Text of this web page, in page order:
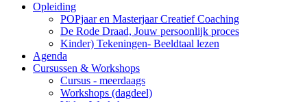
Opleiding
POPjaar en Masterjaar Creatief Coaching
De Rode Draad, Jouw persoonlijk proces
Kinder) Tekeningen- Beeldtaal lezen
Agenda
Cursussen & Workshops
Cursus - meerdaags
Workshops (dagdeel)